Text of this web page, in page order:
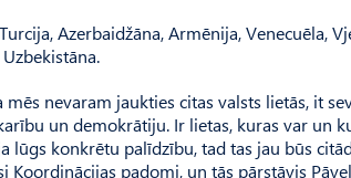
Azerbai­džāna, Armēnija, Venecuēla,
nevaram jaukties citas valsts lietās, it
un demokrātiju. Ir lietas, kuras var un
lūgs konkrētu palīdzību, tad tas jau būs
padomi, un tās pārstāvis